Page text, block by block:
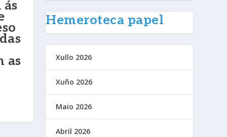
as
Hemeroteca papel
Xullo 2026
Xuño 2026
Maio 2026
Abril 2026